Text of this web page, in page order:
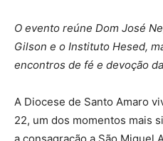
O evento reúne Dom José
Gilson e o Instituto Hesed,
encontros de fé e devoção
A Diocese de Santo Amaro
22, um dos momentos mais